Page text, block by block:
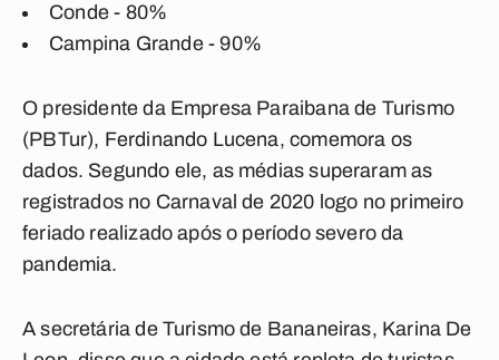
Conde - 80%
Campina Grande - 90%
O presidente da Empresa Paraibana de Turismo
(PBTur), Ferdinando Lucena, comemora os
dados. Segundo ele, as médias superaram as
registrados no Carnaval de 2020 logo no primeiro
feriado realizado após o período severo da
pandemia.
A secretária de Turismo de Bananeiras, Karina De